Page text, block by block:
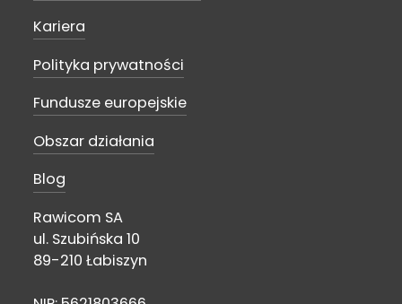
Kariera
Polityka prywatności
Fundusze europejskie
Obszar działania
Blog
Rawicom SA
ul. Szubińska 10
89-210 Łabiszyn